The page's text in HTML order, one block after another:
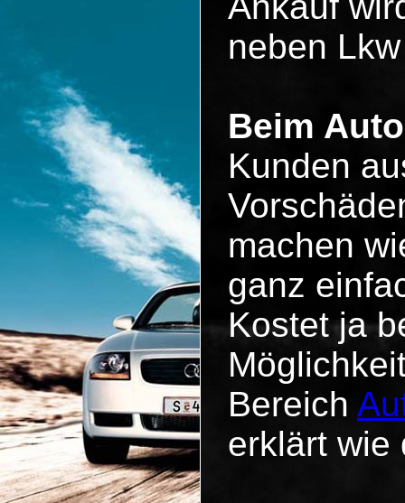
neben
Beim
Kunden
machen
ganz
Kostet ja
Bereich
erklärt wie